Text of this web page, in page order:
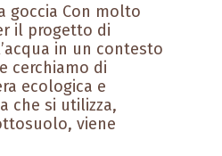
goccia Con molto
il progetto di
in un contesto
cerchiamo di
ecologica e
che si utilizza,
viene